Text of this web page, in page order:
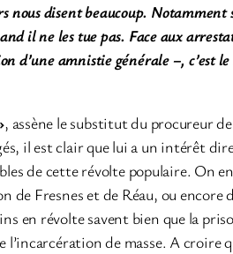
nous disent beaucoup. Notamment
il ne les tue pas. Face aux
amnistie générale –, c’est le
, assène le substitut du procureur
il est clair que lui a un intérêt
de cette révolte populaire. On
Fresnes et de Réau, ou encore
en révolte savent bien que la
de masse. A croire